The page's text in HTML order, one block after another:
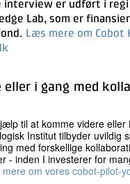
interview er udført i
Lab, som er
Læs mere om Cobot
eller i gang med
til at komme videre eller
Institut tilbyder uvildig
med forskellige
- inden I investerer for
om vores cobot-pilot-